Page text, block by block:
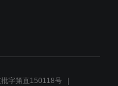
字第直150118号